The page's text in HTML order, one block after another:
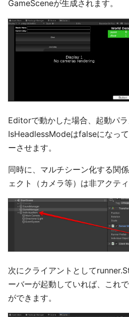
GameSceneが生成されます。
Editorで動かした場合、起動パラ
IsHeadlessModeはfalseになっ
ーさせます。
同時に、マルチシーン化する関
ェクト（カメラ等）は非アクテ
次にクライアントとして
ーバーが起動していれば、これ
ができます。